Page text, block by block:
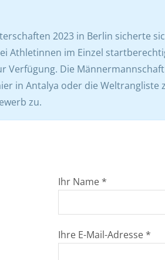
2023 in Berlin sicherte
Athletinnen im Einzel
Verfügung. Die
in Antalya oder die
zu.
Ihr Name *
Ihre E-Mail-Adresse *